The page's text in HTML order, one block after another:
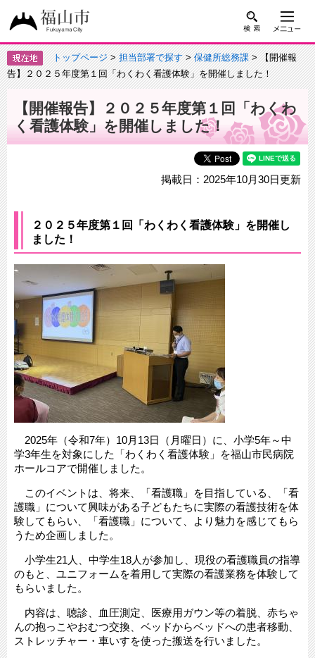
トップページ>担当部署で探す>保健所総務課> 【開催報
告】２０２５年度第１回「わくわく看護体験」を開催しました！
【開催報告】２０２５年度第１回「わくわ
く看護体験」を開催しました！
掲載日：2025年10月30日更新
２０２５年度第１回​「わくわく看護体験」を開催し
ました！
2025年（令和7年）10月13日（月曜日）に、小学5年～中
学3年生を対象にした「わくわく看護体験」を福山市民病院
ホールコアで開催しました。
このイベントは、将来、「看護職」を目指している、「看
護職」について興味がある子どもたちに実際の看護技術を体
験してもらい、「看護職」について、より魅力を感じてもら
うため企画しました。
小学生21人、中学生18人が参加し、現役の看護職員の指導
のもと、ユニフォームを着用して実際の看護業務を体験して
もらいました。
内容は、聴診、血圧測定、医療用ガウン等の着脱、赤ちゃ
んの抱っこやおむつ交換、ベッドからベッドへの患者移動、
ストレッチャー・車いすを使った搬送を行いました。